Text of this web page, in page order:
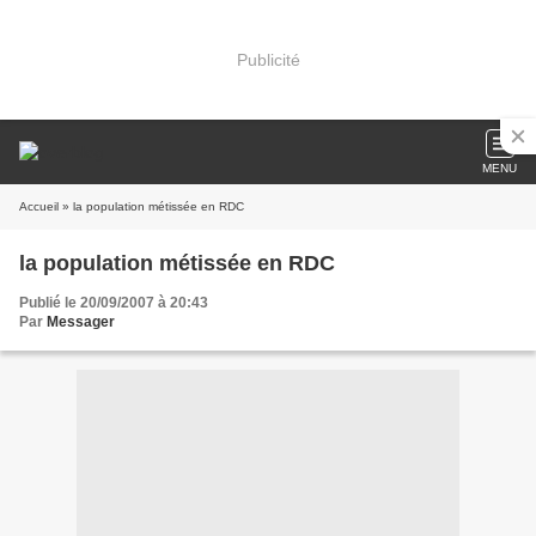
Publicité
MENU
Accueil » la population métissée en RDC
la population métissée en RDC
Publié le 20/09/2007 à 20:43
Par Messager